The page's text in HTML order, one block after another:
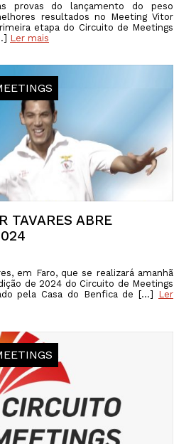
provas do lançamento do peso
resultados no Meeting Vitor
etapa do Circuito de Meetings
Ler mais
TAVARES ABRE
em Faro, que se realizará amanhã
de 2024 do Circuito de Meetings
pela Casa do Benfica de […] Ler